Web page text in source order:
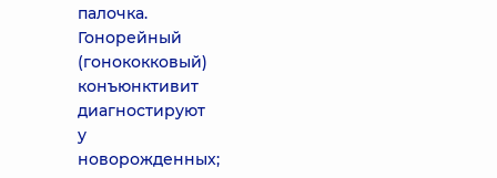
палочка.
Гонорейный
(гонококковый)
конъюнктивит
диагностируют
у
новорожденных;